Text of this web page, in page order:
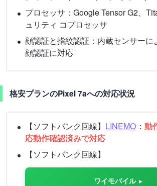
プロセッサ：Google Tensor G2、
ュリティ コプロセッサ
顔認証と指紋認証：内蔵センサーに
顔認証に対応
格安プランのPixel 7aへの対応状況
【ソフトバンク回線】 LINEMO ： 動
応動作確認済みで対応
【ソフトバンク回線】
ワイモバイル